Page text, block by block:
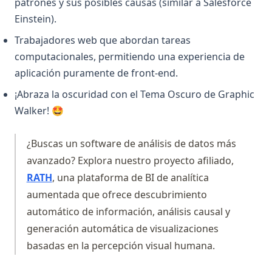
Python3 Linter: The Ultimate Guide to Boosting Your Code
Python: Acelera Beautiful Soup - Mejora la Eficiencia de tu
Web Scraping ¡Ahora!
que Debes Conocer
SVM en Python, Qué es y cómo usarlo
SVM in Python, What It Is and How to Use It
Side_effect in Python - What It Is And How to Use?
Sklearn Train Test Split: Complete Guide to Splitting Data in
Python
Sklearn Train Test Split: Guía Completa para Dividir Datos
en Python
Snowflake Connector Python: Install and Connect to
Snowflake with Ease
Einstein).
Trabajadores web que abordan tareas
computacionales, permitiendo una experiencia de
aplicación puramente de front-end.
¡Abraza la oscuridad con el Tema Oscuro de Graphic
Walker! 🤩
¿Buscas un software de análisis de datos más
avanzado? Explora nuestro proyecto afiliado,
RATH(opens in a new tab)
, una plataforma de BI de analítica
aumentada que ofrece descubrimiento
automático de información, análisis causal y
generación automática de visualizaciones
basadas en la percepción visual humana.